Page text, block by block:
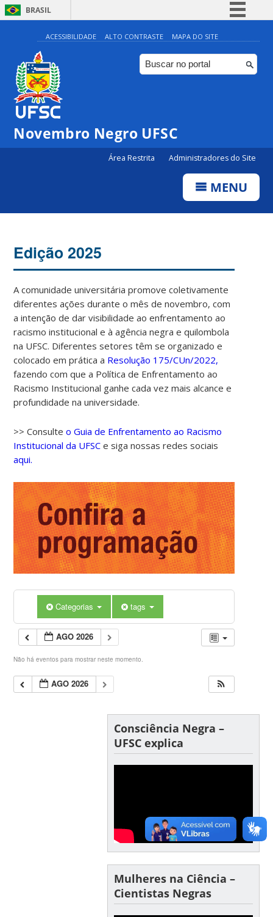
BRASIL
Simplifique!
Comunica BR
Participe
ACESSIBILIDADE ALTO CONTRASTE MAPA DO SITE
Novembro Negro UFSC
Área Restrita Administradores do Site
MENU
Edição 2025
A comunidade universitária promove coletivamente
diferentes ações durante o mês de novembro, com
a intenção de dar visibilidade ao enfrentamento ao
racismo institucional e à agência negra e quilombola
na UFSC. Diferentes setores têm se organizado e
colocado em prática a Resolução 175/CUn/2022,
fazendo com que a Política de Enfrentamento ao
Racismo Institucional ganhe cada vez mais alcance e
profundidade na universidade.
>> Consulteo Guia de Enfrentamento ao Racismo
Institucional da UFSC e siga nossas redes sociais
aqui.
Categorias tags
AGO 2026
Não há eventos para mostrar neste momento.
AGO 2026
Consciência Negra –
UFSC explica
Mulheres na Ciência –
Cientistas Negras